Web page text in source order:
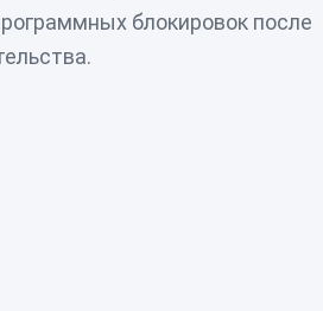
блокировок после